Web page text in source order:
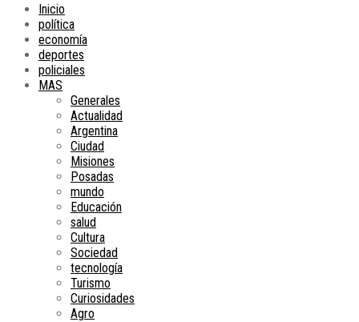
Inicio
política
economía
deportes
policiales
MAS
Generales
Actualidad
Argentina
Ciudad
Misiones
Posadas
mundo
Educación
salud
Cultura
Sociedad
tecnología
Turismo
Curiosidades
Agro